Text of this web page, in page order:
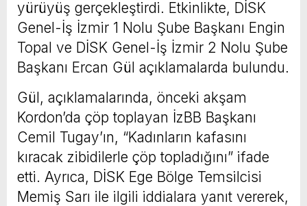
yürüyüş gerçekleştirdi. Etkinlikte, DİSK
Genel-İş İzmir 1 Nolu Şube Başkanı Engin
Topal ve DİSK Genel-İş İzmir 2 Nolu Şube
Başkanı Ercan Gül açıklamalarda bulundu.
Gül, açıklamalarında, önceki akşam
Kordon’da çöp toplayan İzBB Başkanı
Cemil Tugay’ın, “Kadınların kafasını
kıracak zibidilerle çöp topladığını” ifade
etti. Ayrıca, DİSK Ege Bölge Temsilcisi
Memiş Sarı ile ilgili iddialara yanıt vererek,